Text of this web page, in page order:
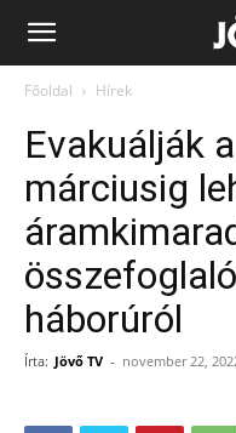
Jövő
Főoldal Hírek
Evakuálják
márciusig
háborúról
Írta: Jövő TV - november 22,